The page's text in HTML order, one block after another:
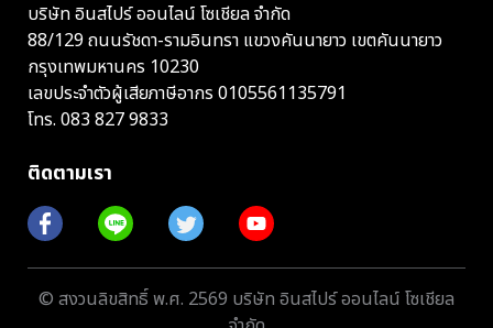
บริษัท อินสไปร์ ออนไลน์ โซเชียล จำกัด
88/129 ถนนรัชดา-รามอินทรา แขวงคันนายาว เขตคันนายาว
กรุงเทพมหานคร 10230
เลขประจำตัวผู้เสียภาษีอากร 0105561135791
โทร. 083 827 9833
ติดตามเรา
© สงวนลิขสิทธิ์ พ.ศ. 2569 บริษัท อินสไปร์ ออนไลน์ โซเชียล